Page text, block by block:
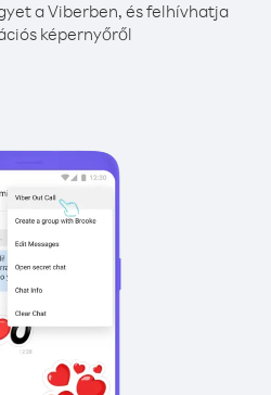
a Viberben, és felhívhatja
képernyőről